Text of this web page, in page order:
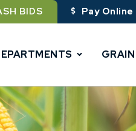
BIDS Pay Online
GRAIN